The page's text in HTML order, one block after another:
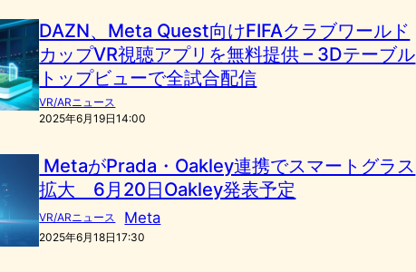
DAZN、Meta Quest向けFIFAクラブワールド
カップVR視聴アプリを無料提供 – 3Dテーブル
トップビューで全試合配信
VR/ARニュース
2025年6月19日14:00
MetaがPrada・Oakley連携でスマートグラス
拡大 6月20日Oakley発表予定
VR/ARニュース Meta
2025年6月18日17:30